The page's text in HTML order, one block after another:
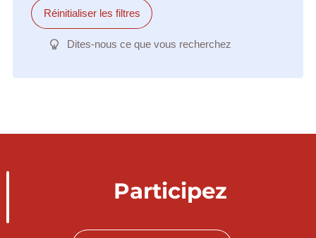
Réinitialiser les filtres
Dites-nous ce que vous recherchez
Participez